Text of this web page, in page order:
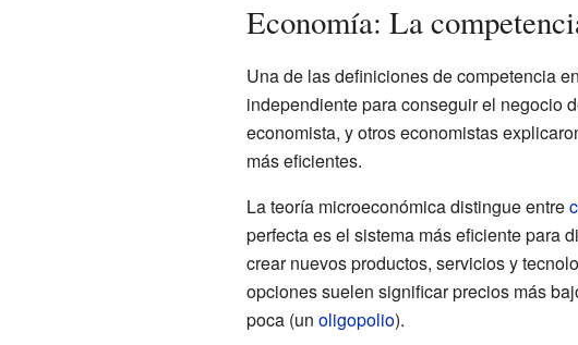
Economía: La
Una de las definiciones de competencia
independiente para conseguir el negocio
economista, y otros economistas
más eficientes.
La teoría microeconómica distingue entre
perfecta es el sistema más eficiente para
crear nuevos productos, servicios y
opciones suelen significar precios más
poca (un oligopolio).